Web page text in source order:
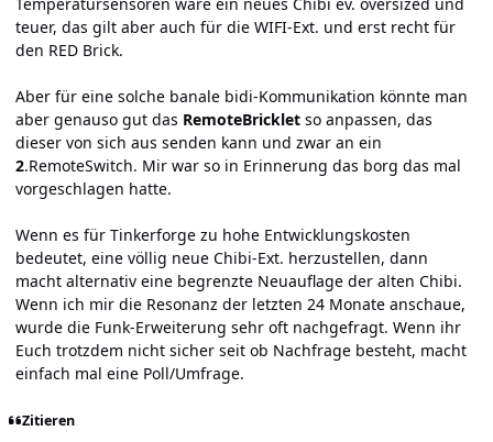
teuer, das gilt aber auch für die WIFI-Ext. und erst recht für
den RED Brick.
Aber für eine solche banale bidi-Kommunikation könnte man
aber genauso gut das RemoteBricklet so anpassen, das
dieser von sich aus senden kann und zwar an ein
2.RemoteSwitch. Mir war so in Erinnerung das borg das mal
vorgeschlagen hatte.
Wenn es für Tinkerforge zu hohe Entwicklungskosten
bedeutet, eine völlig neue Chibi-Ext. herzustellen, dann
macht alternativ eine begrenzte Neuauflage der alten Chibi.
Wenn ich mir die Resonanz der letzten 24 Monate anschaue,
wurde die Funk-Erweiterung sehr oft nachgefragt. Wenn ihr
Euch trotzdem nicht sicher seit ob Nachfrage besteht, macht
einfach mal eine Poll/Umfrage.
Zitieren